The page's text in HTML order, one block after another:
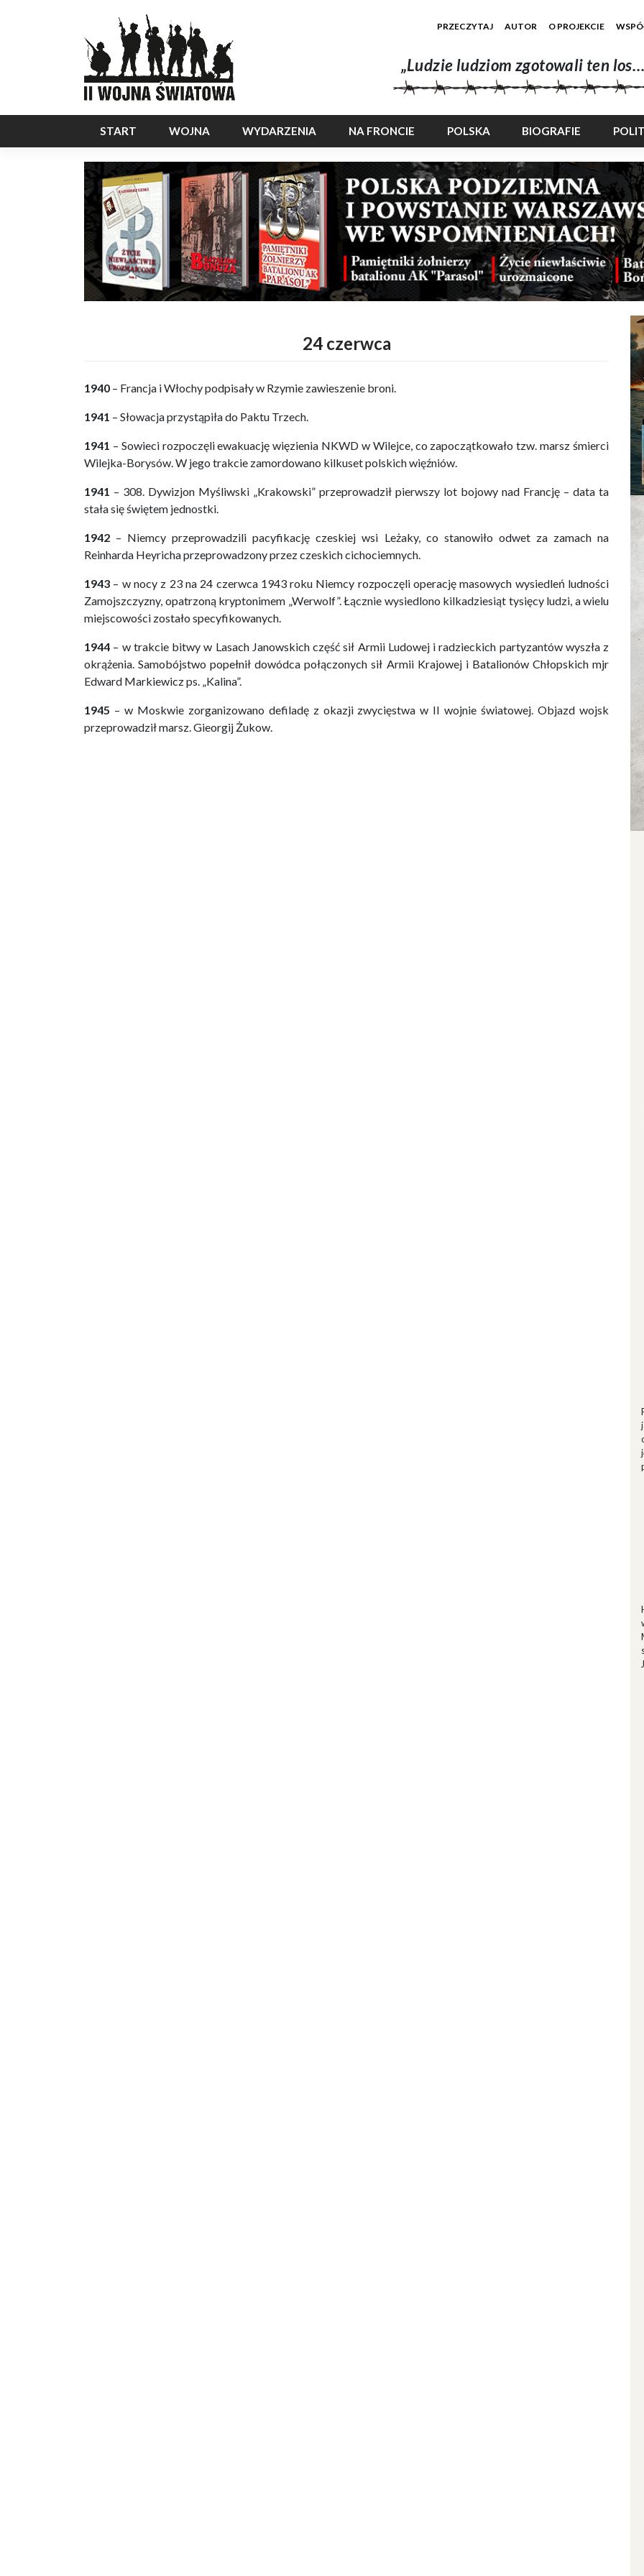
PRZECZYTAJ AUTOR O PROJEKCIE
„Ludzie ludziom zgotowali ten
START WOJNA WYDARZENIA NA FRONCIE POLSKA BIOGRAFIE
24 czerwca
1940 – Francja i Włochy podpisały w Rzymie zawieszenie broni.
1941 – Słowacja przystąpiła do Paktu Trzech.
1941 – Sowieci rozpoczęli ewakuację więzienia NKWD w Wilejce, co zapoczątkowało tzw. marsz śmierci
Wilejka-Borysów. W jego trakcie zamordowano kilkuset polskich więźniów.
1941 – 308. Dywizjon Myśliwski „Krakowski” przeprowadził pierwszy lot bojowy nad Francję – data ta
stała się świętem jednostki.
1942 – Niemcy przeprowadzili pacyfikację czeskiej wsi Leżaky, co stanowiło odwet za zamach na
Reinharda Heyricha przeprowadzony przez czeskich cichociemnych.
1943 – w nocy z 23 na 24 czerwca 1943 roku Niemcy rozpoczęli operację masowych wysiedleń ludności
Zamojszczyzny, opatrzoną kryptonimem „Werwolf”. Łącznie wysiedlono kilkadziesiąt tysięcy ludzi, a wielu
miejscowości zostało specyfikowanych.
1944 – w trakcie bitwy w Lasach Janowskich część sił Armii Ludowej i radzieckich partyzantów wyszła z
okrążenia. Samobójstwo popełnił dowódca połączonych sił Armii Krajowej i Batalionów Chłopskich mjr
Edward Markiewicz ps. „Kalina”.
1945 – w Moskwie zorganizowano defiladę z okazji zwycięstwa w II wojnie światowej. Objazd wojsk
przeprowadził marsz. Gieorgij Żukow.